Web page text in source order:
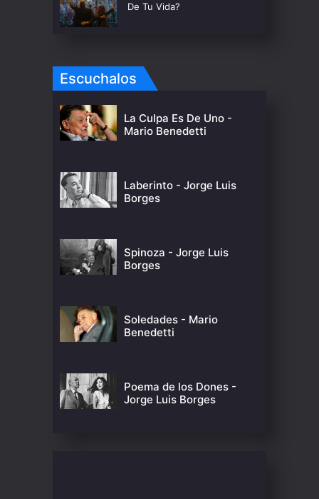
De Tu Vida?
Escuchalos
La Culpa Es De Uno -
Mario Benedetti
Laberinto - Jorge Luis
Borges
Spinoza - Jorge Luis
Borges
Soledades - Mario
Benedetti
Poema de los Dones -
Jorge Luis Borges